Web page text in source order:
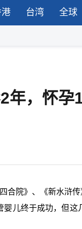
港 台湾 全球
年，怀
合院》、《新水浒
儿终于成功，但